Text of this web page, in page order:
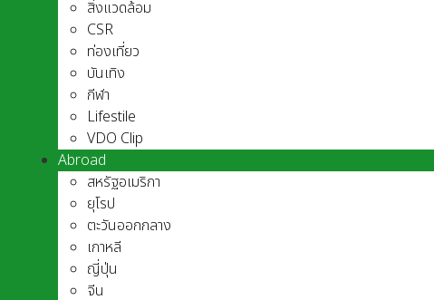
สิ่งแวดล้อม
CSR
ท่องเที่ยว
บันเทิง
กีฬา
Lifestile
VDO Clip
Abroad
สหรัฐอเมริกา
ยุโรป
ตะวันออกกลาง
เกาหลี
ญี่ปุ่น
จีน